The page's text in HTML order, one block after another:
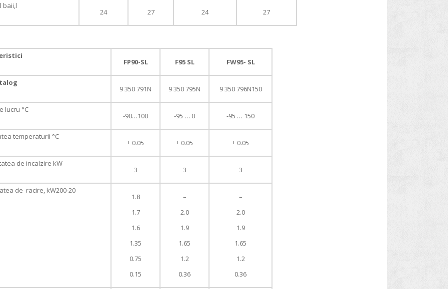
baii,l
24 27 24 27
FP90-SL F95 SL FW95- SL
9 350 791N 9 350 795N 9 350 796N150
lucru °C
-90…100 -95 … 0 -95 … 150
temperaturii °C
± 0.05 ± 0.05 ± 0.05
de incalzire kW
3 3 3
de racire, kW200-20
1.8
1.7
1.6
1.35
0.75
0.15
–
2.0
1.9
1.65
1.2
0.36
–
2.0
1.9
1.65
1.2
0.36